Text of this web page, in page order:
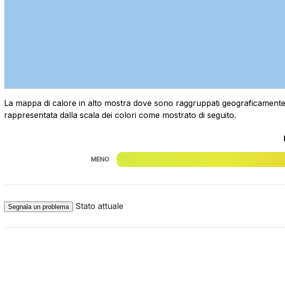
La mappa di calore in alto mostra dove sono raggruppati
rappresentata dalla scala dei colori come mostrato di seguito.
MENO
Segnala un problema Stato attuale